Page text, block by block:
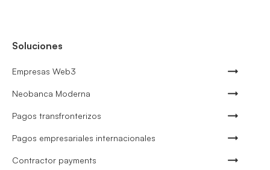
Soluciones
Empresas Web3
Neobanca Moderna
Pagos transfronterizos
Pagos empresariales internacionales
Contractor payments